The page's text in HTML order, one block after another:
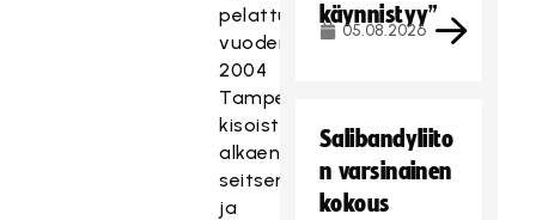
pelattu
vuoden
2004
Tampereen
kisoista
alkaen
seitsemästi,
ja
käynnistyy”
05.08.2026
Salibandyliito
n varsinainen
kokous